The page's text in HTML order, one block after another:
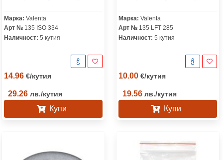
Марка: Valenta
Арт № 135 ISO 334
Наличност: 5 кутия
14.96 €/кутия
29.26 лв./кутия
Купи
Марка: Valenta
Арт № 135 LFT 285
Наличност: 5 кутия
10.00 €/кутия
19.56 лв./кутия
Купи